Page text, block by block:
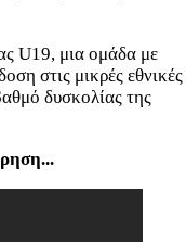
U19, μια ομάδα με
στις μικρές εθνικές
δυσκολίας της